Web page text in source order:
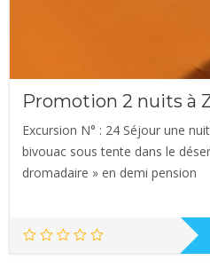
Promotion 2 nuits à
Excursion N° : 24 Séjour une
bivouac sous tente dans le
dromadaire » en demi pension